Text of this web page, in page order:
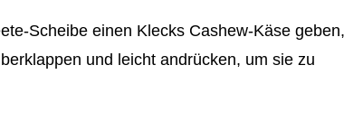
Scheibe einen Klecks Cashew-Käse geben,
und leicht andrücken, um sie zu